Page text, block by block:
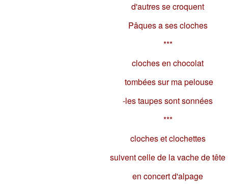
d'autres se croquent
Pâques a ses cloches
***
cloches en chocolat
tombées sur ma pelouse
-les taupes sont sonnées
***
cloches et clochettes
suivent celle de la vache de tête
en concert d'alpage